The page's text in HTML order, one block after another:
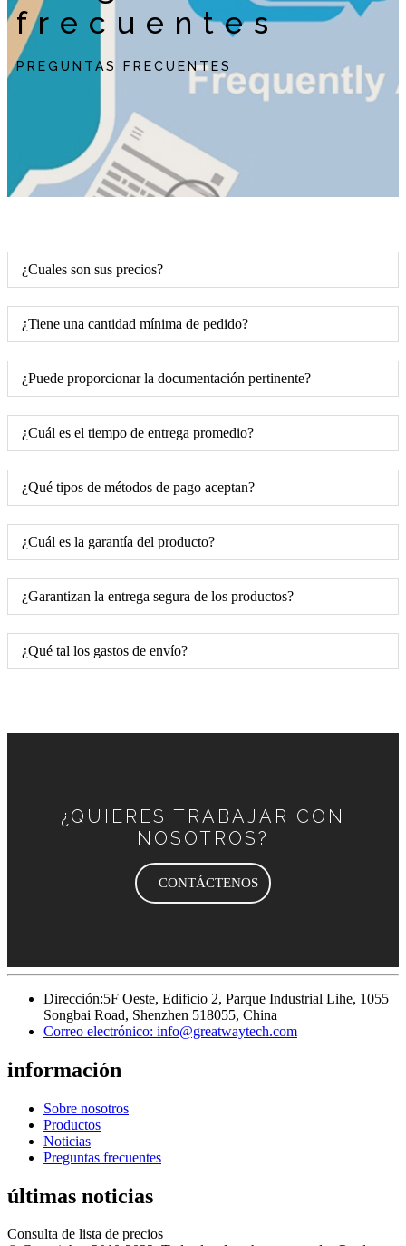
frecuentes
PREGUNTAS FRECUENTES
¿Cuales son sus precios?
¿Tiene una cantidad mínima de pedido?
¿Puede proporcionar la documentación pertinente?
¿Cuál es el tiempo de entrega promedio?
¿Qué tipos de métodos de pago aceptan?
¿Cuál es la garantía del producto?
¿Garantizan la entrega segura de los productos?
¿Qué tal los gastos de envío?
¿QUIERES TRABAJAR CON
NOSOTROS?
CONTÁCTENOS
Dirección:5F Oeste, Edificio 2, Parque Industrial Lihe, 1055
Songbai Road, Shenzhen 518055, China
Correo electrónico: info@greatwaytech.com
información
Sobre nosotros
Productos
Noticias
Preguntas frecuentes
últimas noticias
Consulta de lista de precios